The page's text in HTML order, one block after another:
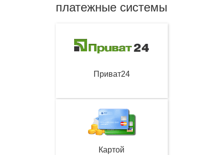
платежные системы
Приват24
Картой